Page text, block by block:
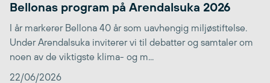
Bellonas program på Arendalsuka 2026
I år markerer Bellona 40 år som uavhengig miljøstiftelse.
Under Arendalsuka inviterer vi til debatter og samtaler om
noen av de viktigste klima- og m...
22/06/2026